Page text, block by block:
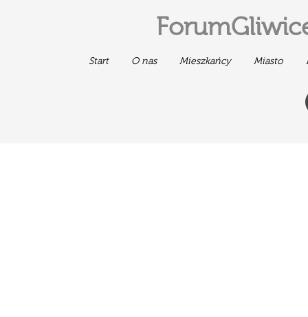
Start O nas Mieszkańcy Miasto